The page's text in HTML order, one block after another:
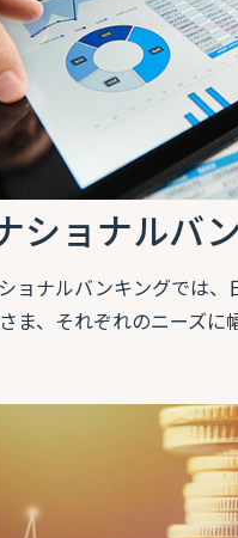
ショナルバ
ョナルバンキングでは
ま、それぞれのニーズに